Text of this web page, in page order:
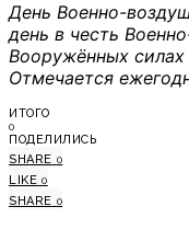
День Военно-
день в честь
Вооружённых
Отмечается
ИТОГО
0
ПОДЕЛИЛИСЬ
SHARE 0
LIKE 0
SHARE 0